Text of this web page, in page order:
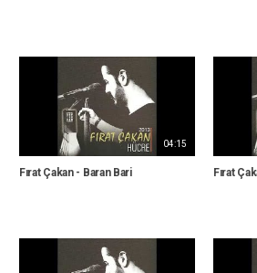
04:15
Fırat Çakan - Baran Bari Fırat